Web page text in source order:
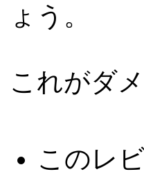
ょう。
これがダ
このレ